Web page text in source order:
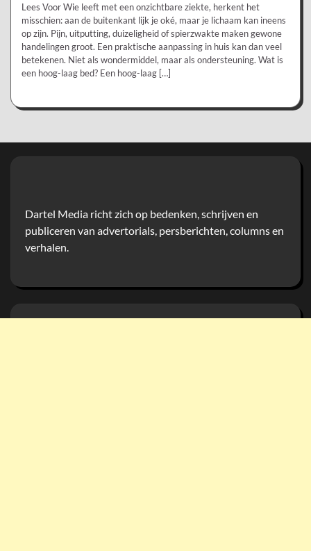
Lees Voor Wie leeft met een onzichtbare ziekte, herkent het
misschien: aan de buitenkant lijk je oké, maar je lichaam kan ineens
op zijn. Pijn, uitputting, duizeligheid of spierzwakte maken gewone
handelingen groot. Een praktische aanpassing in huis kan dan veel
betekenen. Niet als wondermiddel, maar als ondersteuning. Wat is
een hoog-laag bed? Een hoog-laag […]
Dartel Media richt zich op bedenken, schrijven en
publiceren van advertorials, persberichten, columns en
verhalen.